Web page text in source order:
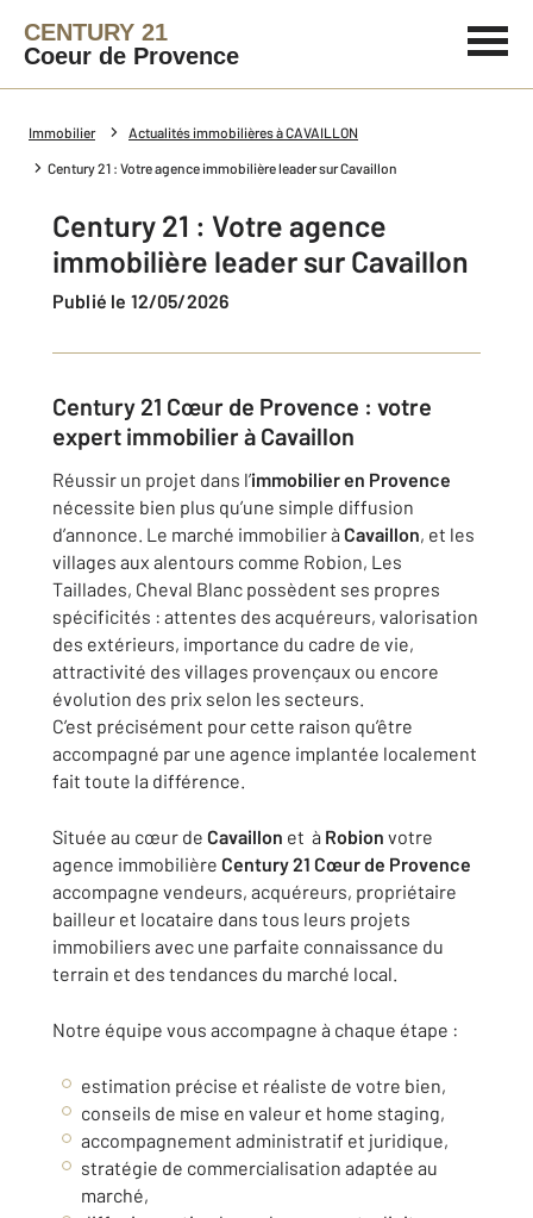
CENTURY 21
Coeur de Provence
Immobilier Actualités immobilières à CAVAILLON
Century 21 : Votre agence immobilière leader sur Cavaillon
Century 21 : Votre agence
immobilière leader sur Cavaillon
Publié le 12/05/2026
Century 21 Cœur de Provence : votre
expert immobilier à Cavaillon
Réussir un projet dans l’immobilier en Provence
nécessite bien plus qu’une simple diffusion
d’annonce. Le marché immobilier à Cavaillon, et les
villages aux alentours comme Robion, Les
Taillades, Cheval Blanc possèdent ses propres
spécificités : attentes des acquéreurs, valorisation
des extérieurs, importance du cadre de vie,
attractivité des villages provençaux ou encore
évolution des prix selon les secteurs.
C’est précisément pour cette raison qu’être
accompagné par une agence implantée localement
fait toute la différence.
Située au cœur de Cavaillon et à Robion votre
agence immobilière Century 21 Cœur de Provence
accompagne vendeurs, acquéreurs, propriétaire
bailleur et locataire dans tous leurs projets
immobiliers avec une parfaite connaissance du
terrain et des tendances du marché local.
Notre équipe vous accompagne à chaque étape :
estimation précise et réaliste de votre bien,
conseils de mise en valeur et home staging,
accompagnement administratif et juridique,
stratégie de commercialisation adaptée au
marché,